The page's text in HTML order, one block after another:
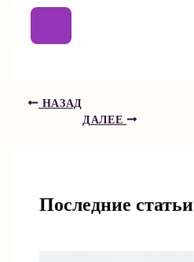
НАЗАД
ДАЛЕЕ
Последние статьи